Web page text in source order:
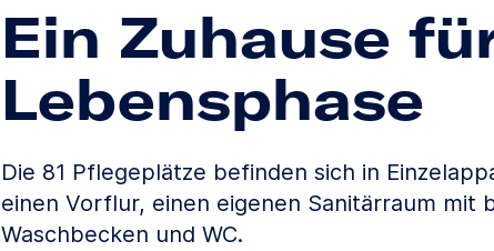
Ein Zuhause
Lebensphase
Die 81 Pflegeplätze befinden sich in
einen Vorflur, einen eigenen Sanitärraum mit
Waschbecken und WC.